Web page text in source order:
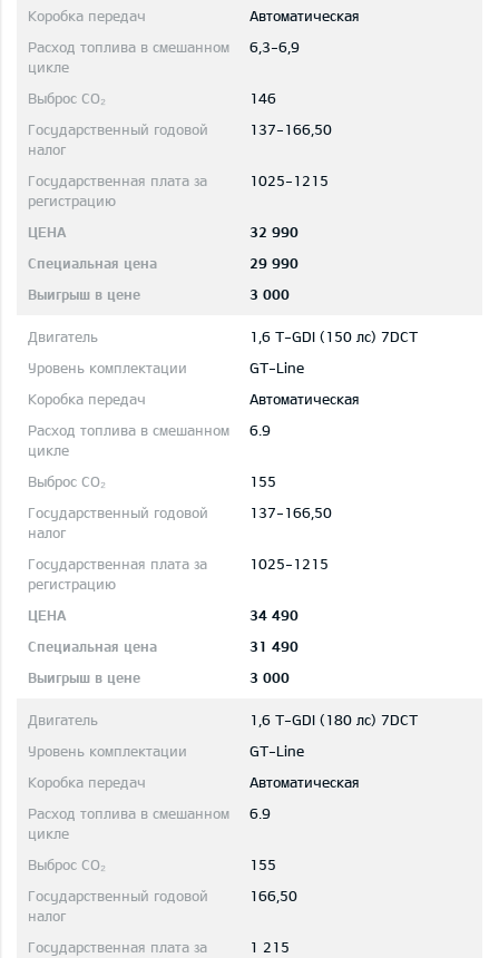
Автоматическая
6,3-6,9
146
137-166,50
1025-1215
32 990
29 990
3 000
1,6 T-GDI (150 лс) 7DCT
GT-Line
Автоматическая
6.9
155
137-166,50
1025-1215
34 490
31 490
3 000
1,6 T-GDI (180 лс) 7DCT
GT-Line
Автоматическая
6.9
155
166,50
1 215